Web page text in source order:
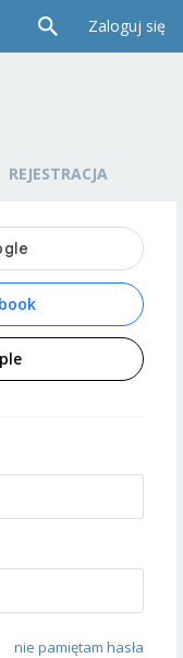
Zaloguj się
REJESTRACJA
nie pamiętam hasła